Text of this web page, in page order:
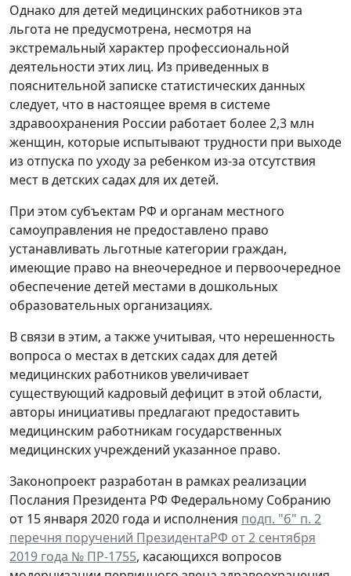
Однако для детей медицинских работников эта
льгота не предусмотрена, несмотря на
экстремальный характер профессиональной
деятельности этих лиц. Из приведенных в
пояснительной записке статистических данных
следует, что в настоящее время в системе
здравоохранения России работает более 2,3 млн
женщин, которые испытывают трудности при выходе
из отпуска по уходу за ребенком из-за отсутствия
мест в детских садах для их детей.
При этом субъектам РФ и органам местного
самоуправления не предоставлено право
устанавливать льготные категории граждан,
имеющие право на внеочередное и первоочередное
обеспечение детей местами в дошкольных
образовательных организациях.
В связи в этим, а также учитывая, что нерешенность
вопроса о местах в детских садах для детей
медицинских работников увеличивает
существующий кадровый дефицит в этой области,
авторы инициативы предлагают предоставить
медицинским работникам государственных
медицинских учреждений указанное право.
Законопроект разработан в рамках реализации
Послания Президента РФ Федеральному Собранию
от 15 января 2020 года и исполнения подп. "б" п. 2
перечня поручений ПрезидентаРФ от 2 сентября
2019 года № ПР-1755, касающихся вопросов